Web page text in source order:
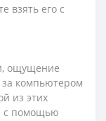
взять его с
ощущение
компьютером
из этих
с помощью